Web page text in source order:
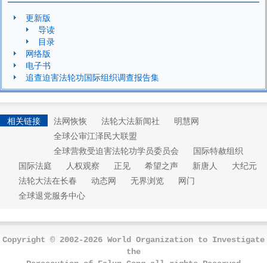
更新版
导读
目录
网络版
电子书
追查迫害法轮功国际组织调查报告集
相关链接 法网恢恢 法轮大法新闻社
明慧网
全球公审江泽民大联盟
全球营救受迫害法轮功学员委员会
国际特赦组织
国际法庭
人权观察 正见 希望之声 新唐人
大纪元
法轮大法在长春
动态网 无界浏览
网门
全球退党服务中心
Copyright © 2002-2026 World Organization to Investigate
the